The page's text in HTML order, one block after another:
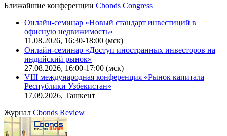
Ближайшие конференции Cbonds Congress
Онлайн-семинар «Новый стандарт инвестиций в
офисную недвижимость»
11.08.2026, 16:30-18:00 (мск)
Онлайн-семинар «Доступ иностранных инвесторов на
индийский рынок»
27.08.2026, 16:00-17:00 (мск)
VIII международная конференция «Рынок капитала
Республики Узбекистан»
17.09.2026, Ташкент
Журнал Cbonds Review